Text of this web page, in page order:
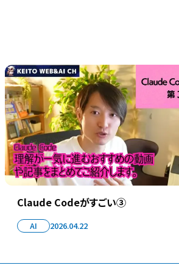
Claude Codeがすごい③
AI 2026.04.22